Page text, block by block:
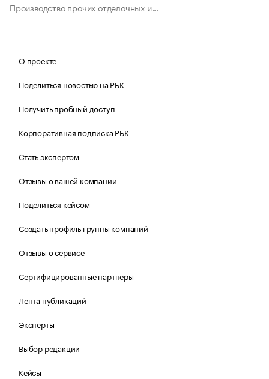
Производство прочих отделочных и...
О проекте
Поделиться новостью на РБК
Получить пробный доступ
Корпоративная подписка РБК
Стать экспертом
Отзывы о вашей компании
Поделиться кейсом
Создать профиль группы компаний
Отзывы о сервисе
Сертифицированные партнеры
Лента публикаций
Эксперты
Выбор редакции
Кейсы